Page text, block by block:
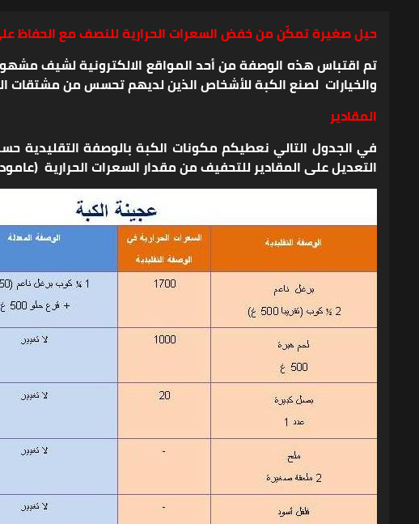
حيل صغيرة تمكّن من خفض السعرات الحرارية للنصف مع الحفاظ
تم اقتباس هذه الوصفة من أحد المواقع الالكترونية لشيف
والخيارات لصنع الكبة للأشخاص الذين لديهم تحسس من مشتقات
المقادير
التعديل على المقادير للتحفيف من مقدار السعرات الحرارية (عامود 3 ) وحساب السعرات الحرارية بالوصفة المعدلة (عامود 4)